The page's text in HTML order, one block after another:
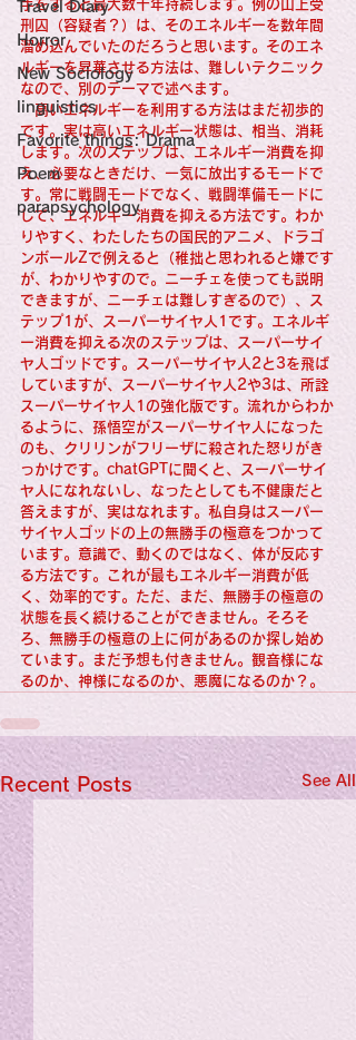
Travel Diary
Horror
New Sociology
linguistics
Favorite things: Drama
Poem
parapsychology
手をすると最大数十年持続します。例の山上受
刑囚（容疑者？）は、そのエネルギーを数年間
溜め込んでいたのだろうと思います。そのエネ
ルギーを昇華させる方法は、難しいテクニック
なので、別のテーマで述べます。
高いエネルギーを利用する方法はまだ初歩的
です。実は高いエネルギー状態は、相当、消耗
します。次のステップは、エネルギー消費を抑
え、必要なときだけ、一気に放出するモードで
す。常に戦闘モードでなく、戦闘準備モードに
して、エネルギー消費を抑える方法です。わか
りやすく、わたしたちの国民的アニメ、ドラゴ
ンボールZで例えると（稚拙と思われると嫌です
が、わかりやすので。ニーチェを使っても説明
できますが、ニーチェは難しすぎるので）、ス
テップ1が、スーパーサイヤ人1です。エネルギ
ー消費を抑える次のステップは、スーパーサイ
ヤ人ゴッドです。スーパーサイヤ人2と3を飛ば
していますが、スーパーサイヤ人2や3は、所詮
スーパーサイヤ人1の強化版です。流れからわか
るように、孫悟空がスーパーサイヤ人になった
のも、クリリンがフリーザに殺された怒りがき
っかけです。chatGPTに聞くと、スーパーサイ
ヤ人になれないし、なったとしても不健康だと
答えますが、実はなれます。私自身はスーパー
サイヤ人ゴッドの上の無勝手の極意をつかって
います。意識で、動くのではなく、体が反応す
る方法です。これが最もエネルギー消費が低
く、効率的です。ただ、まだ、無勝手の極意の
状態を長く続けることができません。そろそ
ろ、無勝手の極意の上に何があるのか探し始め
ています。まだ予想も付きません。観音様にな
るのか、神様になるのか、悪魔になるのか？。
Recent Posts See All